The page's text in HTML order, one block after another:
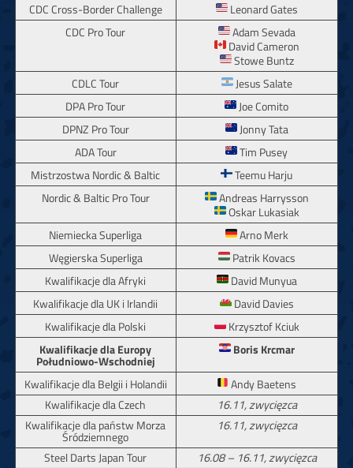
CDC Cross-Border Challenge
Leonard Gates
CDC Pro Tour
Adam Sevada
David Cameron
Stowe Buntz
CDLC Tour
Jesus Salate
DPA Pro Tour
Joe Comito
DPNZ Pro Tour
Jonny Tata
ADA Tour
Tim Pusey
Mistrzostwa Nordic & Baltic
Teemu Harju
Nordic & Baltic Pro Tour
Andreas Harrysson
Oskar Lukasiak
Niemiecka Superliga
Arno Merk
Węgierska Superliga
Patrik Kovacs
Kwalifikacje dla Afryki
David Munyua
Kwalifikacje dla UK i Irlandii
David Davies
Kwalifikacje dla Polski
Krzysztof Kciuk
Kwalifikacje dla Europy
Południowo-Wschodniej
Boris Krcmar
Kwalifikacje dla Belgii i Holandii
Andy Baetens
Kwalifikacje dla Czech
16.11, zwycięzca
Kwalifikacje dla państw Morza
Śródziemnego
16.11, zwycięzca
Steel Darts Japan Tour
16.08 – 16.11, zwycięzca